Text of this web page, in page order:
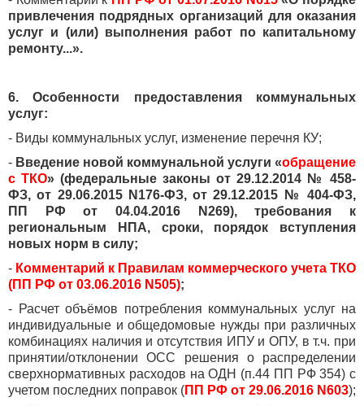
привлечения подрядных организаций для оказания
услуг и (или) выполнения работ по капитальному
ремонту...».
6. Особенности предоставления коммунальных
услуг:
- Виды коммунальных услуг, изменение перечня КУ;
- Введение новой коммунальной услуги «обращение
с ТКО» (федеральные законы от 29.12.2014 № 458-
ФЗ, от 29.06.2015 N176-ФЗ, от 29.12.2015 № 404-ФЗ,
ПП РФ от 04.04.2016 N269), требования к
региональным НПА, сроки, порядок вступления
новых норм в силу;
- Комментарий к Правилам коммерческого учета ТКО
(ПП РФ от 03.06.2016 N505);
- Расчет объёмов потребления коммунальных услуг на
индивидуальные и общедомовые нужды при различных
комбинациях наличия и отсутствия ИПУ и ОПУ, в т.ч. при
принятии/отклонении ОСС решения о распределении
сверхнормативных расходов на ОДН (п.44 ПП РФ 354) с
учетом последних поправок (ПП РФ от 29.06.2016 N603);